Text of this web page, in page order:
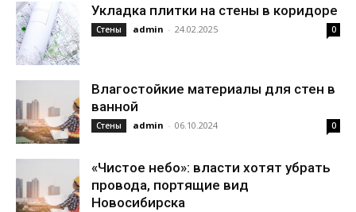
Укладка плитки на стены в коридоре
Стены admin - 24.02.2025 0
Влагостойкие материалы для стен в
ванной
Стены admin - 06.10.2024 0
«Чистое небо»: власти хотят убрать
провода, портящие вид
Новосибирска